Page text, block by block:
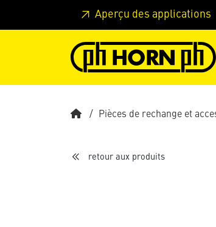
Skip to main content Passer à l'en-tête de
Aperçu des applications
Pièces de rechange et
retour aux produits